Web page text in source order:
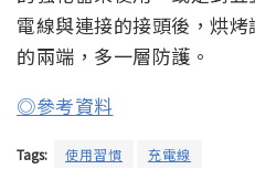
電線與連接的接頭後，烘
的兩端，多一層防護。
◎參考資料
Tags: 使用習慣 充電線